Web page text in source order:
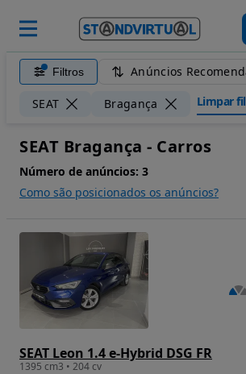
Filtros Anúncios
SEAT Bragança Limpar
SEAT Bragança - Carros
Número de anúncios: 3
Como são posicionados os anúncios?
SEAT Leon 1.4 e-Hybrid DSG FR
1395 cm3 • 204 cv